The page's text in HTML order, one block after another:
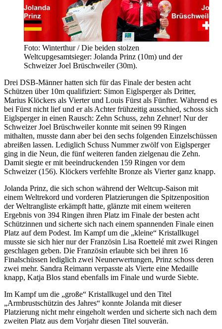
Foto: Winterthur / Die beiden stolzen
Weltcupgesamtsieger: Jolanda Prinz (10m) und der
Schweizer Joel Brüschweiler (30m).
Drei DSB-Männer hatten sich für das Finale der besten acht
Schützen über 10m qualifiziert: Simon Eiglsperger als Dritter,
Marius Klöckers als Vierter und Louis Fürst als Fünfter. Während es
bei Fürst nicht lief und er als Achter frühzeitig ausschied, schoss sich
Eiglsperger in einen Rausch: Zehn Schuss, zehn Zehner! Nur der
Schweizer Joel Brüschweiler konnte mit seinen 99 Ringen
mithalten, musste dann aber bei den sechs folgenden Einzelschüssen
abreißen lassen. Lediglich Schuss Nummer zwölf von Eiglsperger
ging in die Neun, die fünf weiteren fanden zielgenau die Zehn.
Damit siegte er mit beeindruckenden 159 Ringen vor dem
Schweizer (156). Klöckers verfehlte Bronze als Vierter ganz knapp.
Jolanda Prinz, die sich schon während der Weltcup-Saison mit
einem Weltrekord und vorderen Platzierungen die Spitzenposition
der Weltrangliste erkämpft hatte, glänzte mit einem weiteren
Ergebnis von 394 Ringen ihren Platz im Finale der besten acht
Schützinnen und sicherte sich nach einem spannenden Finale einen
Platz auf dem Podest. Im Kampf um die „kleine“ Kristallkugel
musste sie sich hier nur der Französin Lisa Roettelé mit zwei Ringen
geschlagen geben. Die Französin erlaubte sich bei ihren 16
Finalschüssen lediglich zwei Neunerwertungen, Prinz schoss deren
zwei mehr. Sandra Reimann verpasste als Vierte eine Medaille
knapp, Katja Blos stand ebenfalls im Finale und wurde Siebte.
Im Kampf um die „große“ Kristallkugel und den Titel
„Armbrustschützin des Jahres“ konnte Jolanda mit dieser
Platzierung nicht mehr eingeholt werden und sicherte sich nach dem
zweiten Platz aus dem Vorjahr diesen Titel souverän.